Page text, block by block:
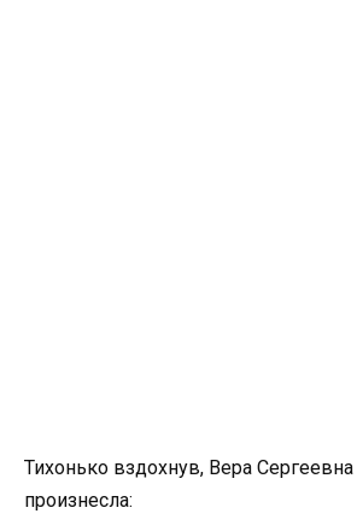
Тихонько вздохнув, Вера
произнесла: